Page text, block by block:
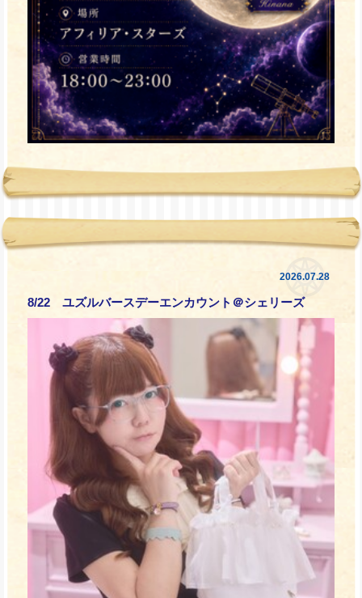
2026.07.28
8/22 ユズルバースデーエンカウント＠シェリーズ